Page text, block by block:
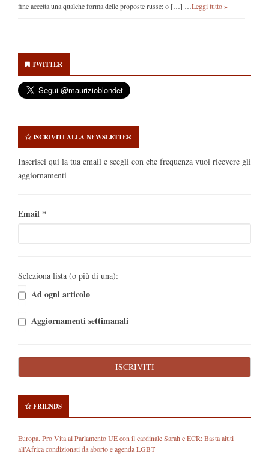
fine accetta una qualche forma delle proposte russe; o […] … Leggi tutto »
Sidebar
TWITTER
ISCRIVITI ALLA NEWSLETTER
Inserisci qui la tua email e scegli con che frequenza vuoi ricevere gli
aggiornamenti
Email *
Seleziona lista (o più di una):
Ad ogni articolo
Aggiornamenti settimanali
FRIENDS
Europa. Pro Vita al Parlamento UE con il cardinale Sarah e ECR: Basta aiuti
all’Africa condizionati da aborto e agenda LGBT